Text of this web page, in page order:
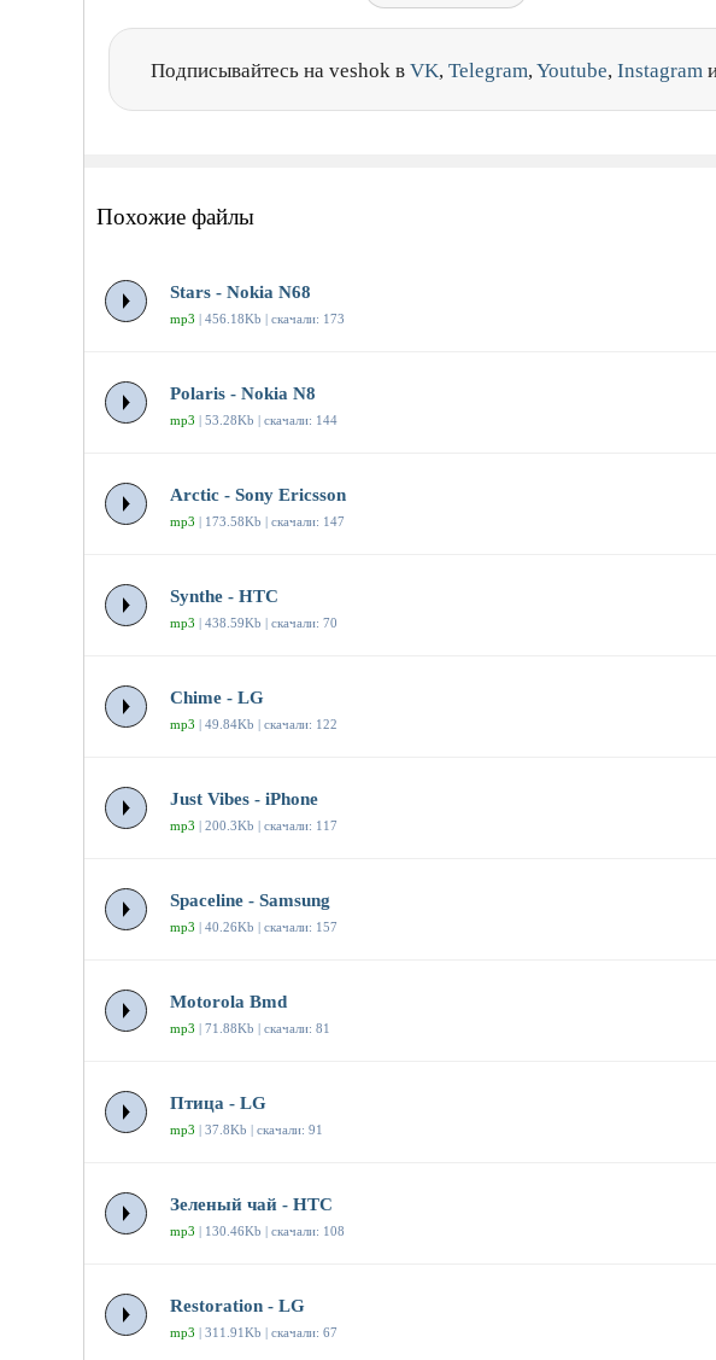
Подписывайтесь на veshok в VK, Telegram,Youtube, Instagram
Похожие файлы
Stars - Nokia N68
mp3 | 456.18Kb | скачали: 173
Polaris - Nokia N8
mp3 | 53.28Kb | скачали: 144
Arctic - Sony Ericsson
mp3 | 173.58Kb | скачали: 147
Synthe - HTC
mp3 | 438.59Kb | скачали: 70
Chime - LG
mp3 | 49.84Kb | скачали: 122
Just Vibes - iPhone
mp3 | 200.3Kb | скачали: 117
Spaceline - Samsung
mp3 | 40.26Kb | скачали: 157
Motorola Bmd
mp3 | 71.88Kb | скачали: 81
Птица - LG
mp3 | 37.8Kb | скачали: 91
Зеленый чай - HTC
mp3 | 130.46Kb | скачали: 108
Restoration - LG
mp3 | 311.91Kb | скачали: 67